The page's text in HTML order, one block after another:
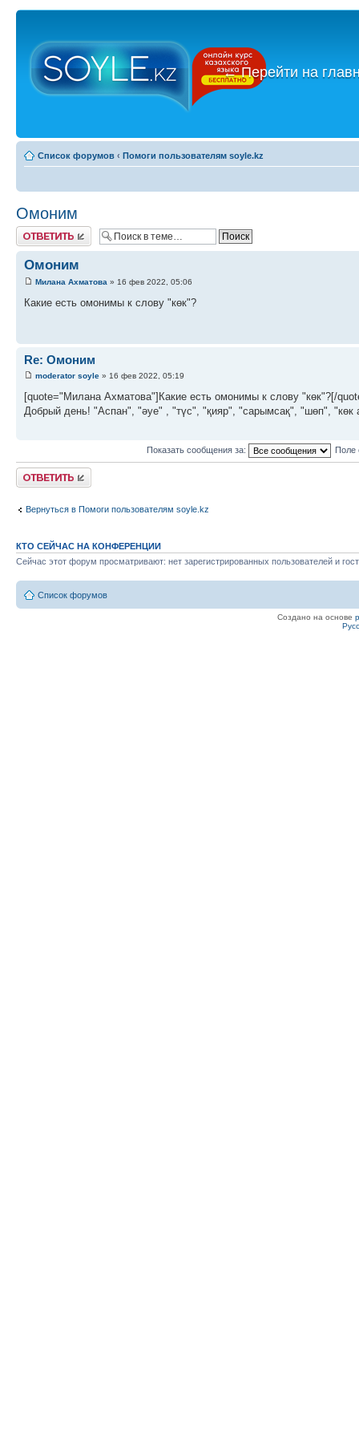
←Перейти на
Список форумов ‹ Помоги пользователям soyle.kz
Омоним
Ответить
Омоним
Милана Ахматова » 16 фев 2022, 05:06
Какие есть омонимы к слову "көк"?
Re: Омоним
moderator soyle » 16 фев 2022, 05:19
[quote="Милана Ахматова"]Какие есть омонимы к слову "көк"?[/
Добрый день! "Аспан", "әуе" , "түс", "қияр", "сарымсақ", "шөп", "көк
Показать сообщения за: Поле
Ответить
Вернуться в Помоги пользователям soyle.kz
КТО СЕЙЧАС НА КОНФЕРЕНЦИИ
Сейчас этот форум просматривают: нет зарегистрированных пользователей и
Список форумов
Создано на основе